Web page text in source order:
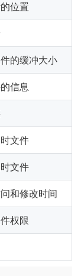
位置
的缓冲大小
信息
文件
文件
和修改时间
权限